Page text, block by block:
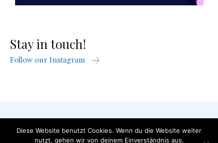
Stay in touch!
Follow our Instagram
AGB Datenschutzerklärung
FAQ
Diese Website benutzt Cookies. Wenn du die Website weiter
nutzt, gehen wir von deinem Einverständnis aus.